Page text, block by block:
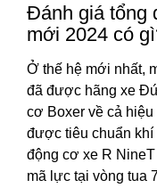
Đánh giá tổng
mới 2024 có
Ở thế hệ mới nhất,
đã được hãng xe
cơ Boxer về cả
được tiêu chuẩn khí
động cơ xe R
mã lực tại vòng tua